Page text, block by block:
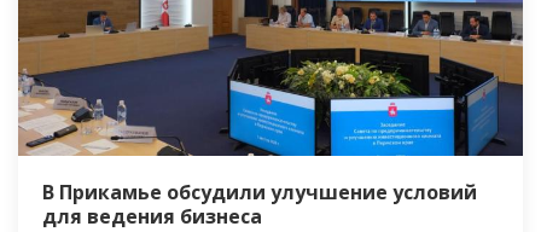
В Прикамье обсудили улучшение условий
для ведения бизнеса